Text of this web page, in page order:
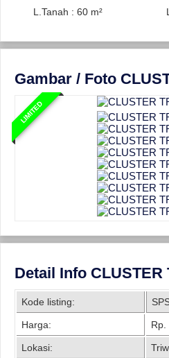
L.Tanah : 60 m²
Gambar / Foto
LIMITED
Detail Info CLUSTER
Kode listing:
Harga: Rp.
Lokasi: